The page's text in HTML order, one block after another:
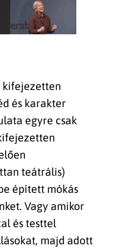
kifejezetten
és karakter
egyre csak
teátrális)
épített mókás
Vagy amikor
és testtel
majd adott